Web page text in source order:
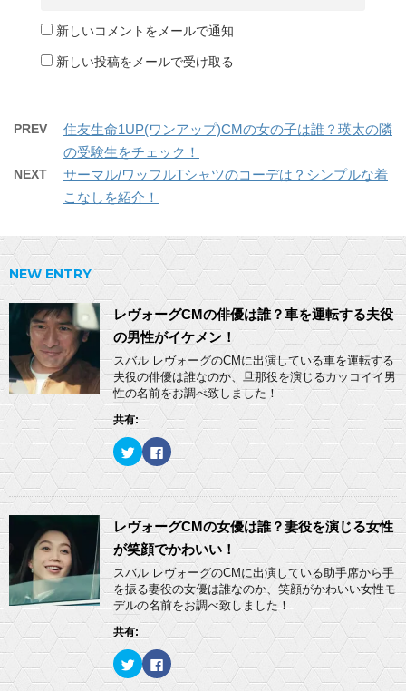
新しいコメントをメールで通知
新しい投稿をメールで受け取る
PREV
住友生命1UP(ワンアップ)CMの女の子は誰？瑛太の隣
の受験生をチェック！
NEXT
サーマル/ワッフルTシャツのコーデは？シンプルな着
こなしを紹介！
NEW ENTRY
レヴォーグCMの俳優は誰？車を運転する夫役
の男性がイケメン！
スバル レヴォーグのCMに出演している車を運転する
夫役の俳優は誰なのか、旦那役を演じるカッコイイ男
性の名前をお調べ致しました！
共有:
ク
リ
ッ
し
て
w
i
t
t
e
r
で
共
有
新
い
ウ
ィ
F
a
b
k
で
共
有
す
る
に
は
ク
し
て
く
レヴォーグCMの女優は誰？妻役を演じる女性
が笑顔でかわいい！
スバル レヴォーグのCMに出演している助手席から手
を振る妻役の女優は誰なのか、笑顔がかわいい女性モ
デルの名前をお調べ致しました！
共有:
ク
リ
ッ
F
a